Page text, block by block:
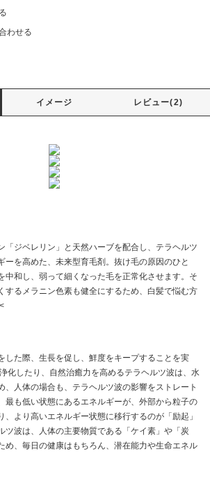
わせる
イメージ レビュー(2)
「ジベレリン」と天然ハーブを配合し、テラヘルツ
ーを高めた、未来型育毛剤。抜け毛の原因のひと
中和し、弱って細くなった毛を正常化させます。そ
するメラニン色素も健全にするため、白髪で悩む方
した際、生長を促し、鮮度をキープすることを実
化したり、自然治癒力を高めるテラヘルツ波は、水
、人体の場合も、テラヘルツ波の影響をストレート
最も低い状態にあるエネルギーが、外部から粒子の
、より高いエネルギー状態に移行するのが「励起」
ツ波は、人体の主要物質である「ケイ素」や「炭
め、毎日の健康はもちろん、潜在能力や生命エネル